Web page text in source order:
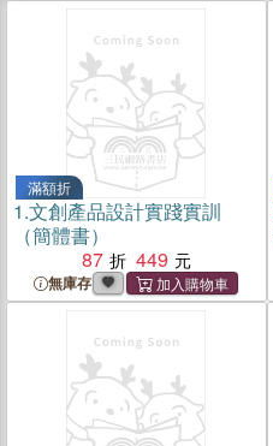
滿額折
1.文創產品設計實踐實訓
（簡體書）
87
449
無庫存